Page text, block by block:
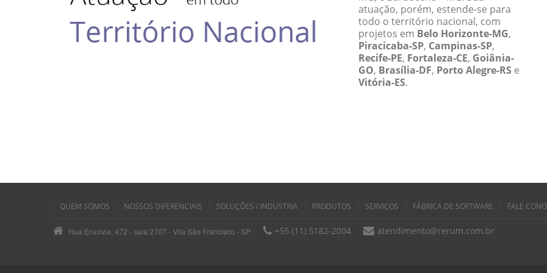
atuação, porém, estende-se para
todo o território nacional, com
projetos em Belo Horizonte-MG,
Piracicaba-SP, Campinas-SP,
Recife-PE, Fortaleza-CE, Goiânia-
GO, Brasília-DF, Porto Alegre-RS e
Vitória-ES.
QUEM SOMOS NOSSOS DIFERENCIAIS SOLUÇÕES / INDUSTRIA PRODUTOS SERVIÇOS FÁBRICA DE SOFTWARE FALE
Rua Enxovia, 472 - sala 2707 - Vila São Francisco - SP +55 (11) 5182-2004 atendimento@rerum.com.br